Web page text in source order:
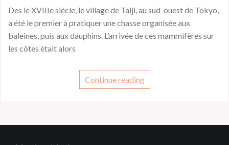
Des le XVIIIe siècle, le village de Taiji, au sud-ouest de Tokyo,
a été le premier à pratiquer une chasse organisée aux
baleines, puis aux dauphins. L’arrivée de ces mammifères sur
les côtes était alors
Continue reading